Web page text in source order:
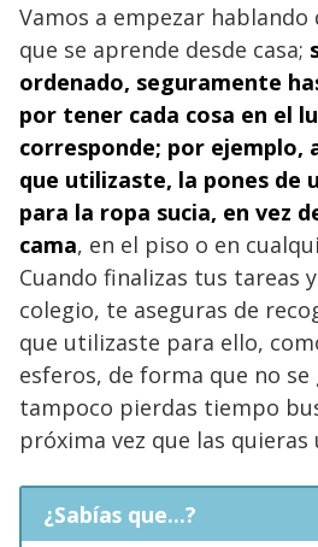
Vamos a empezar
que se aprende desde casa;
ordenado, seguramente
por tener cada cosa en el
corresponde; por ejemplo,
que utilizaste, la pones de
para la ropa sucia, en vez
cama, en el piso o en
Cuando finalizas tus tareas
colegio, te aseguras de
que utilizaste para ello,
esferos, de forma que no
tampoco pierdas tiempo
próxima vez que las quieras
¿Sabías que...?